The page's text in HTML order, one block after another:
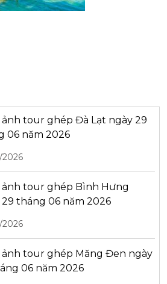
tour ghép Đà Lạt ngày 29
06 năm 2026
tour ghép Bình Hưng
29 tháng 06 năm 2026
tour ghép Măng Đen ngày
06 năm 2026